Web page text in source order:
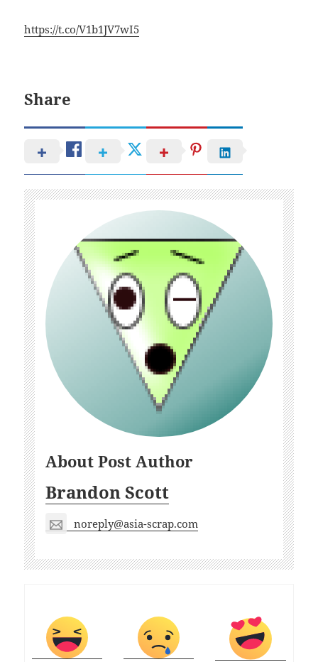
https://t.co/V1b1JV7wI5
Share
About Post Author
Brandon Scott
noreply@asia-scrap.com